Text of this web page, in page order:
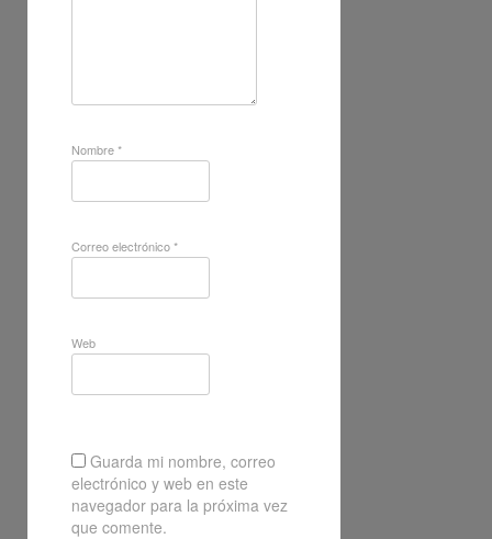
Nombre*
Correo electrónico*
Web
Guarda mi nombre, correo
electrónico y web en este
navegador para la próxima vez
que comente.